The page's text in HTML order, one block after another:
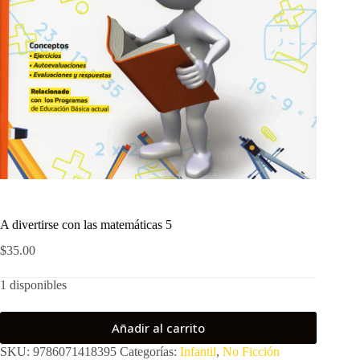
A divertirse con las matemáticas 5
$35.00
1 disponibles
Añadir al carrito
SKU: 9786071418395 Categorías: Infantil, No Ficción